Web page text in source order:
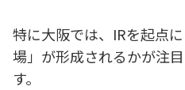
特に大阪では、IRを起点
場」が形成されるかが注
す。